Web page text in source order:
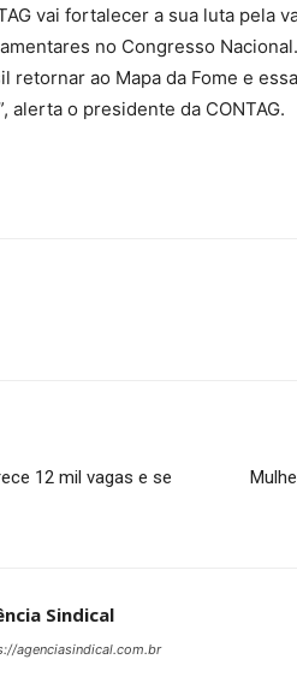
vai fortalecer a sua luta pela
no Congresso
retornar ao Mapa da Fome e
alerta o presidente da CONTAG.
12 mil vagas e se
Sindical
agenciasindical.com.br